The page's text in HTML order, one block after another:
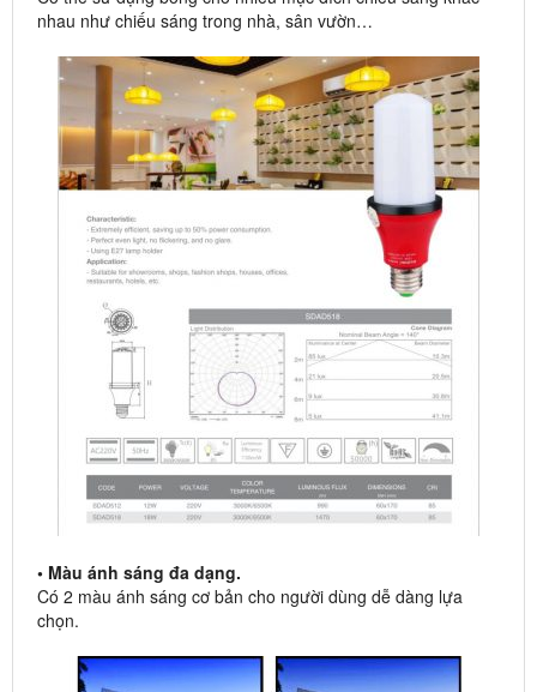
nhau như chiếu sáng trong nhà, sân vườn…
• Màu ánh sáng đa dạng.
Có 2 màu ánh sáng cơ bản cho người dùng dễ dàng lựa
chọn.